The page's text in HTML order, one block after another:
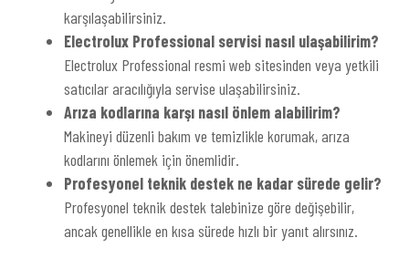
karşılaşabilirsiniz.
Electrolux Professional servisi nasıl ulaşabilirim?
Electrolux Professional resmi web sitesinden veya yetkili
satıcılar aracılığıyla servise ulaşabilirsiniz.
Arıza kodlarına karşı nasıl önlem alabilirim?
Makineyi düzenli bakım ve temizlikle korumak, arıza
kodlarını önlemek için önemlidir.
Profesyonel teknik destek ne kadar sürede gelir?
Profesyonel teknik destek talebinize göre değişebilir,
ancak genellikle en kısa sürede hızlı bir yanıt alırsınız.